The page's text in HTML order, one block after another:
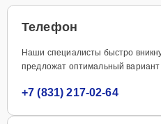
Телефон
Наши специалисты быстро
предложат оптимальный
+7 (831) 217-02-64